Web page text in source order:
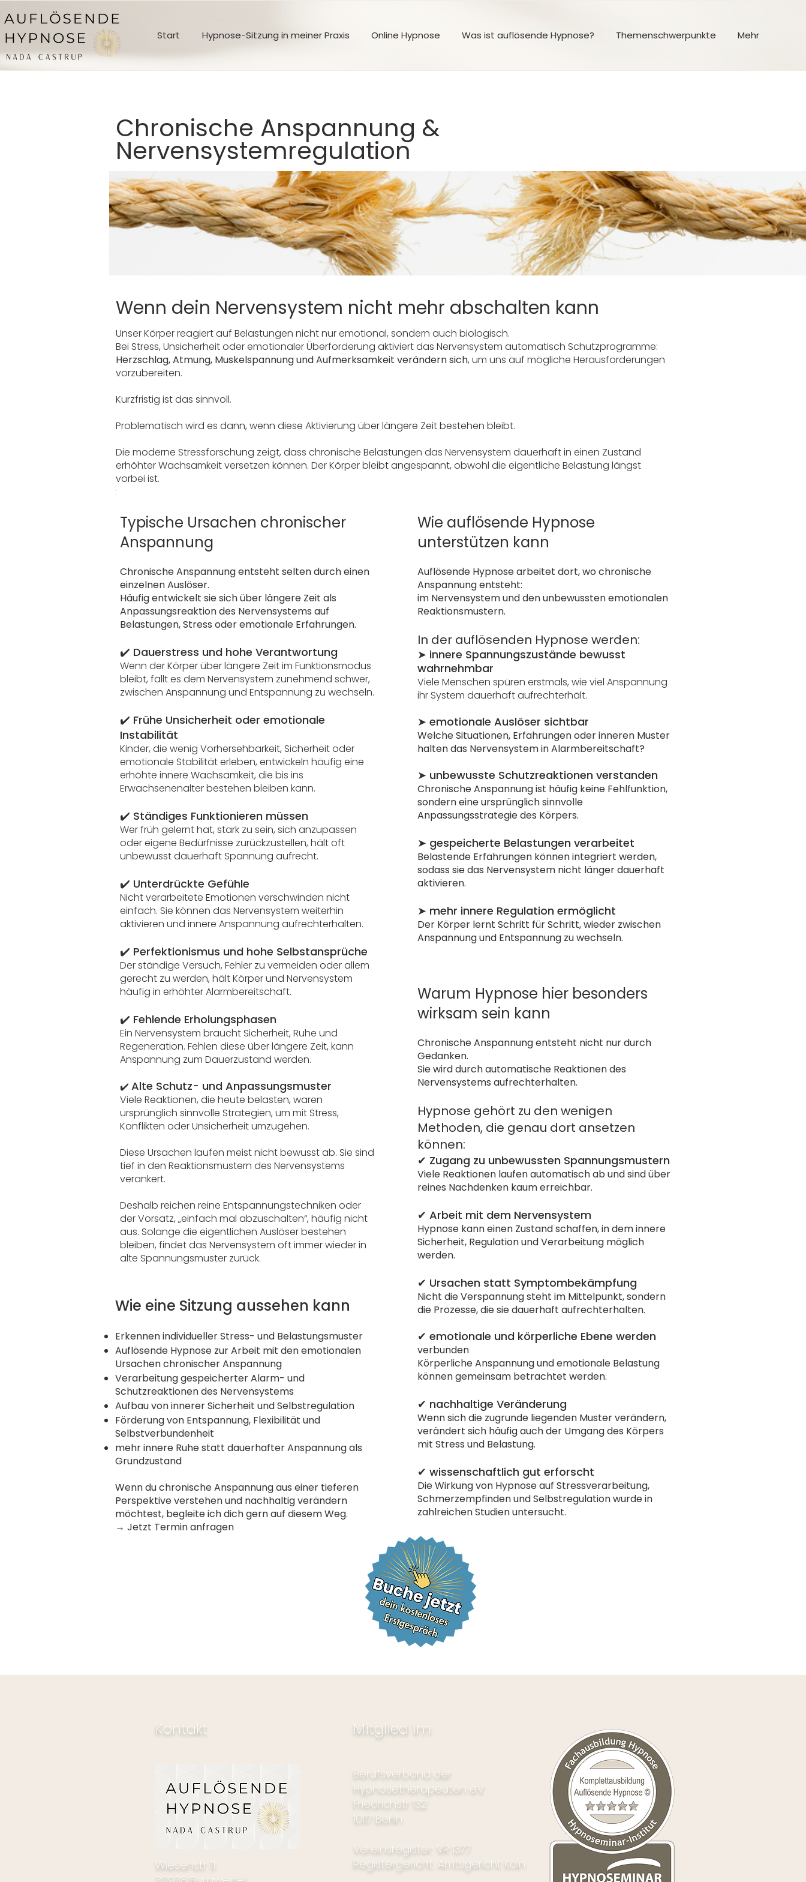
Start Hypnose-Sitzung in meiner Praxis Online Hypnose Was ist auflösende Hypnose? Themenschwerpunkte Mehr
Chronische Anspannung &
Nervensystemregulation
Wenn dein Nervensystem nicht mehr abschalten kann
Unser Körper reagiert auf Belastungen nicht nur emotional, sondern auch biologisch.
Bei Stress, Unsicherheit oder emotionaler Überforderung aktiviert das Nervensystem automatisch Schutzprogramme:
Herzschlag, Atmung, Muskelspannung und Aufmerksamkeit verändern sich, um uns auf mögliche Herausforderungen
vorzubereiten.
Kurzfristig ist das sinnvoll.
Problematisch wird es dann, wenn diese Aktivierung über längere Zeit bestehen bleibt.
Die moderne Stressforschung zeigt, dass chronische Belastungen das Nervensystem dauerhaft in einen Zustand
erhöhter Wachsamkeit versetzen können. Der Körper bleibt angespannt, obwohl die eigentliche Belastung längst
vorbei ist.
:
Typische Ursachen chronischer
Anspannung
Chronische Anspannung entsteht selten durch einen
einzelnen Auslöser.
Häufig entwickelt sie sich über längere Zeit als
Anpassungsreaktion des Nervensystems auf
Belastungen, Stress oder emotionale Erfahrungen.
✔️ Dauerstress und hohe Verantwortung
Wenn der Körper über längere Zeit im Funktionsmodus
bleibt, fällt es dem Nervensystem zunehmend schwer,
zwischen Anspannung und Entspannung zu wechseln.
✔️ Frühe Unsicherheit oder emotionale
Instabilität
Kinder, die wenig Vorhersehbarkeit, Sicherheit oder
emotionale Stabilität erleben, entwickeln häufig eine
erhöhte innere Wachsamkeit, die bis ins
Erwachsenenalter bestehen bleiben kann.
✔️ Ständiges Funktionieren müssen
Wer früh gelernt hat, stark zu sein, sich anzupassen
oder eigene Bedürfnisse zurückzustellen, hält oft
unbewusst dauerhaft Spannung aufrecht.
✔️ Unterdrückte Gefühle
Nicht verarbeitete Emotionen verschwinden nicht
einfach. Sie können das Nervensystem weiterhin
aktivieren und innere Anspannung aufrechterhalten.
✔️ Perfektionismus und hohe Selbstansprüche
Der ständige Versuch, Fehler zu vermeiden oder allem
gerecht zu werden, hält Körper und Nervensystem
häufig in erhöhter Alarmbereitschaft.
✔️ Fehlende Erholungsphasen
Ein Nervensystem braucht Sicherheit, Ruhe und
Regeneration. Fehlen diese über längere Zeit, kann
Anspannung zum Dauerzustand werden.
✔️ Alte Schutz- und Anpassungsmuster
Viele Reaktionen, die heute belasten, waren
ursprünglich sinnvolle Strategien, um mit Stress,
Konflikten oder Unsicherheit umzugehen.
Diese Ursachen laufen meist nicht bewusst ab. Sie sind
tief in den Reaktionsmustern des Nervensystems
verankert.
Deshalb reichen reine Entspannungstechniken oder
der Vorsatz, „einfach mal abzuschalten“, häufig nicht
aus. Solange die eigentlichen Auslöser bestehen
bleiben, findet das Nervensystem oft immer wieder in
alte Spannungsmuster zurück.
Wie auflösende Hypnose
unterstützen kann
Auflösende Hypnose arbeitet dort, wo chronische
Anspannung entsteht:
im Nervensystem und den unbewussten emotionalen
Reaktionsmustern.
In der auflösenden Hypnose werden:
➤ innere Spannungszustände bewusst
wahrnehmbar
Viele Menschen spüren erstmals, wie viel Anspannung
ihr System dauerhaft aufrechterhält.
➤ emotionale Auslöser sichtbar
Welche Situationen, Erfahrungen oder inneren Muster
halten das Nervensystem in Alarmbereitschaft?
➤ unbewusste Schutzreaktionen verstanden
Chronische Anspannung ist häufig keine Fehlfunktion,
sondern eine ursprünglich sinnvolle
Anpassungsstrategie des Körpers.
➤ gespeicherte Belastungen verarbeitet
Belastende Erfahrungen können integriert werden,
sodass sie das Nervensystem nicht länger dauerhaft
aktivieren.
➤ mehr innere Regulation ermöglicht
Der Körper lernt Schritt für Schritt, wieder zwischen
Anspannung und Entspannung zu wechseln.
Warum Hypnose hier besonders
wirksam sein kann
Chronische Anspannung entsteht nicht nur durch
Gedanken.
Sie wird durch automatische Reaktionen des
Nervensystems aufrechterhalten.
Hypnose gehört zu den wenigen
Methoden, die genau dort ansetzen
können:​
✔ Zugang zu unbewussten Spannungsmustern
Viele Reaktionen laufen automatisch ab und sind über
reines Nachdenken kaum erreichbar.
✔ Arbeit mit dem Nervensystem
Hypnose kann einen Zustand schaffen, in dem innere
Sicherheit, Regulation und Verarbeitung möglich
werden.
✔ Ursachen statt Symptombekämpfung
Nicht die Verspannung steht im Mittelpunkt, sondern
die Prozesse, die sie dauerhaft aufrechterhalten.
✔ emotionale und körperliche Ebene werden
verbunden
Körperliche Anspannung und emotionale Belastung
können gemeinsam betrachtet werden.
✔ nachhaltige Veränderung
Wenn sich die zugrunde liegenden Muster verändern,
verändert sich häufig auch der Umgang des Körpers
mit Stress und Belastung.
✔ wissenschaftlich gut erforscht
Die Wirkung von Hypnose auf Stressverarbeitung,
Schmerzempfinden und Selbstregulation wurde in
zahlreichen Studien untersucht.
Wie eine Sitzung aussehen kann
Erkennen individueller Stress- und Belastungsmuster
Auflösende Hypnose zur Arbeit mit den emotionalen
Ursachen chronischer Anspannung
Verarbeitung gespeicherter Alarm- und
Schutzreaktionen des Nervensystems
Aufbau von innerer Sicherheit und Selbstregulation
Förderung von Entspannung, Flexibilität und
Selbstverbundenheit
mehr innere Ruhe statt dauerhafter Anspannung als
Grundzustand
Wenn du chronische Anspannung aus einer tieferen
Perspektive verstehen und nachhaltig verändern
möchtest, begleite ich dich gern auf diesem Weg.
→ Jetzt Termin anfragen
Kontakt
Wiesenstr. 11
Mitglied im
Berufsverband der
Hypnosetherapeuten e.V.
Friedrichstr 132
10117 Berlin
Vereinsregister: VR 1377
Registergericht: Amtsgericht Köln